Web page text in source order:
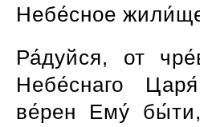
Небе́сное
Ра́дуйся, от
Небе́снаго
ве́рен Ему́